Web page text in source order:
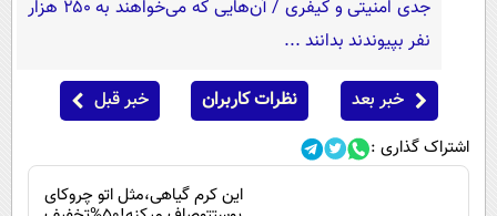
جدی امنیتی و کیفری / آن‌هایی که می‌خواهند به ۲۵۰ هزار
نفر بپیوندند بدانند ...
خبر بعد نظرات کاربران خبر قبل
اشتراک گذاری :
این کرم گیاهی،مثل اتو چروکای